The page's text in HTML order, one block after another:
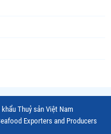
Thuỷ sản Việt Nam
Exporters and Producers